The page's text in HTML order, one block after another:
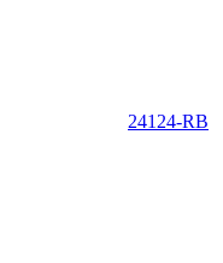
24124-RB